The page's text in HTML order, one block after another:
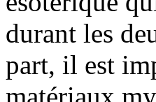
durant les
part, il est
matériaux